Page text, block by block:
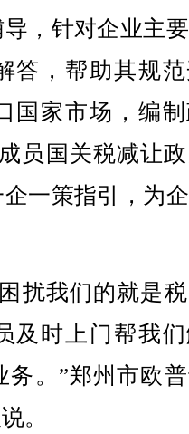
，针对企业主
答，帮助其规
国家市场，编
员国关税减让
一策指引，为
我们的就是税
及时上门帮我
务。”郑州市欧
。